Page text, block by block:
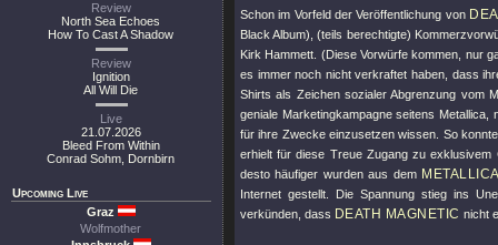
Review
North Sea Echoes
How To Cast A Shadow
Review
Ignition
All Will Die
Live
21.07.2026
Bleed From Within
Conrad Sohm, Dornbirn
Upcoming Live
Graz
Wolfmother
Schon im Vorfeld der Veröffentlichung von
Black Album), (teils berechtigte)
Kirk Hammett. (Diese Vorwürfe kommen, nur
es immer noch nicht verkraftet haben, dass
Shirts als Zeichen sozialer Abgrenzung vom
geniale Marketingkampagne seitens
für ihre Zwecke einzusetzen wissen. So
erhielt für diese Treue Zugang zu
desto häufiger wurden aus dem
Internet gestellt. Die Spannung stieg ins
verkünden, dass DEATH MAGNETIC nicht